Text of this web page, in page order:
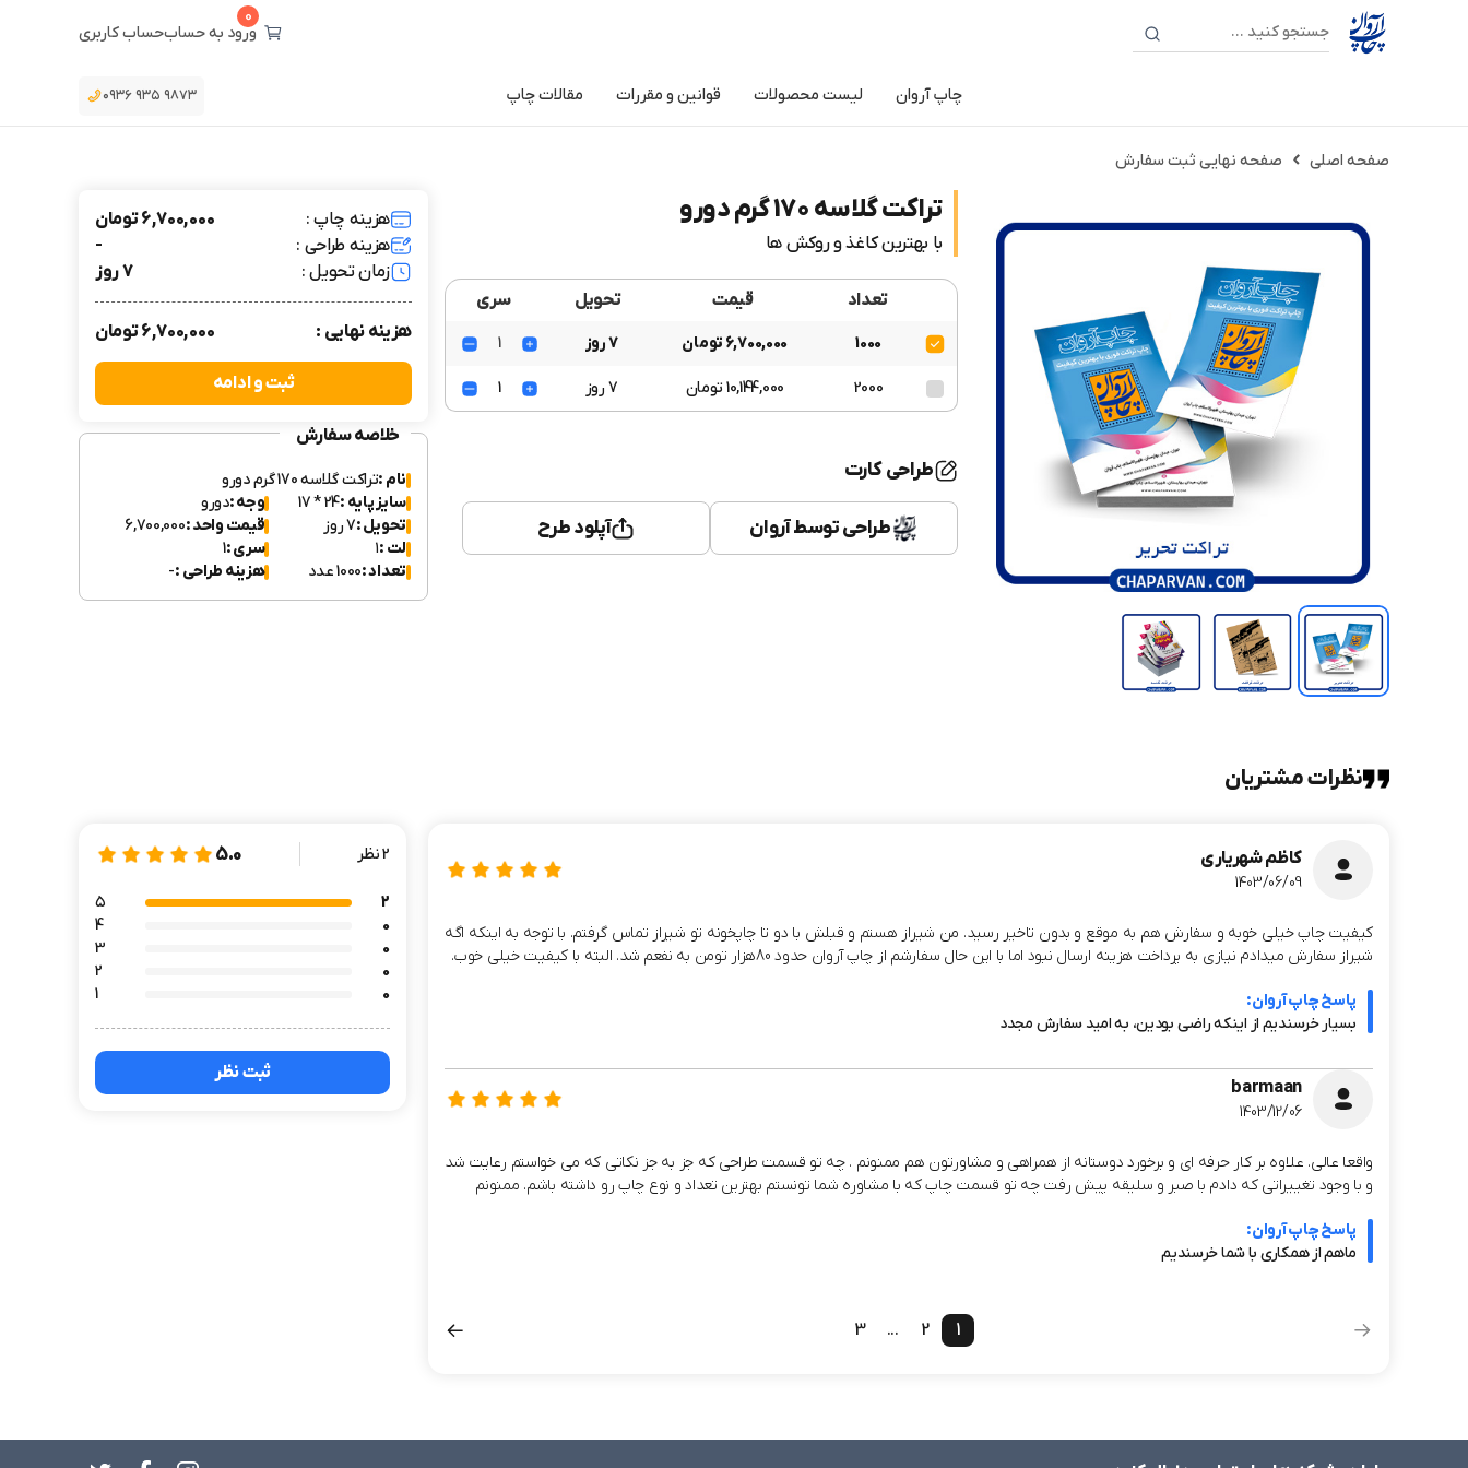
0
ورود به حسابحساب کاربری
چاپ آروان لیست محصولات قوانین و مقررات مقالات چاپ ۰۹۳۶ ۹۳۵ ۹۸۷۳
صفحه اصلی صفحه نهایی ثبت سفارش
تراکت گلاسه 170 گرم دورو
با بهترین کاغذ و روکش ها
تعداد قیمت تحویل سری
1000 6,700,000 تومان 7 روز 1
2000 10,144,000 تومان 7 روز 1
طراحی کارت
طراحی توسط آروان آپلود طرح
خلاصه سفارش
نام :تراکت گلاسه 170 گرم دورو
سایز پایه :24 * 17 وجه :دورو
تحویل :7 روز قیمت واحد :6,700,000
لت :۱ سری :1
تعداد :1000 عدد هزینه طراحی :-
هزینه چاپ :
6,700,000 تومان
هزینه طراحی :
-
زمان تحویل :
7 روز
هزینه نهایی : 6,700,000 تومان
ثبت و ادامه
نظرات مشتریان
2 نظر 5.0
2
۵
0
4
0
3
0
2
0
1
ثبت نظر
کاظم شهریاری
1403/06/09
کیفیت چاپ خیلی خوبه و سفارش هم به موقع و بدون تاخیر رسید. من شیراز هستم و قبلش با دو تا چاپخونه تو شیراز تماس گرفتم. با توجه به اینکه اگه
شیراز سفارش میدادم نیازی به پرداخت هزینه ارسال نبود اما با این حال سفارشم از چاپ آروان حدود 80هزار تومن به نفعم شد. البته با کیفیت خیلی خوب.
پاسخ چاپ آروان:
بسیار خرسندیم از اینکه راضی بودین، به امید سفارش مجدد
barmaan
1403/12/06
واقعا عالی. علاوه بر کار حرفه ای و برخورد دوستانه از همراهی و مشاورتون هم ممنونم . چه تو قسمت طراحی که جز به جز نکاتی که می خواستم رعایت شد
و با وجود تغییراتی که دادم با صبر و سلیقه پیش رفت چه تو قسمت چاپ که با مشاوره شما تونستم بهترین تعداد و نوع چاپ رو داشته باشم. ممنونم
پاسخ چاپ آروان:
ماهم از همکاری با شما خرسندیم
1
2
...
3